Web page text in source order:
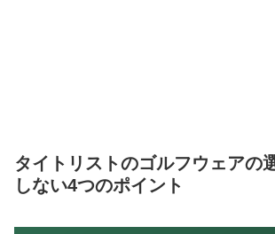
タイトリストのゴルフウェアの
しない4つのポイント